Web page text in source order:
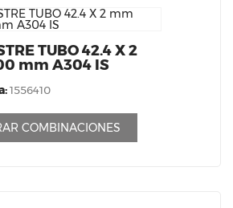
TUBO 42.4 X 2
mm A304 IS
1556410
COMBINACIONES